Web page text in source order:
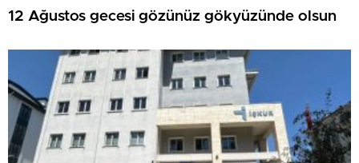
12 Ağustos gecesi gözünüz gökyüzünde olsun